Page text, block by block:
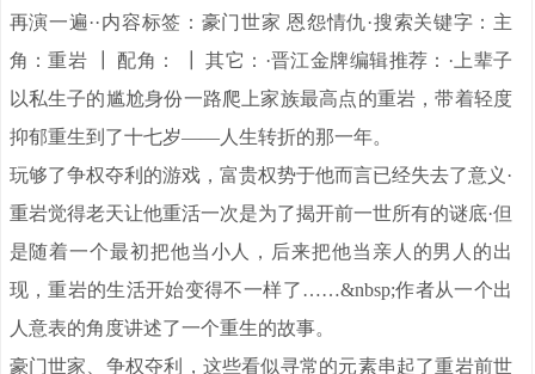
再演一遍··内容标签：豪门世家 恩怨情仇·搜索关键字：主
角：重岩 ┃ 配角： ┃ 其它：·晋江金牌编辑推荐：·上辈子
以私生子的尴尬身份一路爬上家族最高点的重岩，带着轻度
抑郁重生到了十七岁——人生转折的那一年。
玩够了争权夺利的游戏，富贵权势于他而言已经失去了意义·
重岩觉得老天让他重活一次是为了揭开前一世所有的谜底·但
是随着一个最初把他当小人，后来把他当亲人的男人的出
现，重岩的生活开始变得不一样了……&nbsp;作者从一个出
人意表的角度讲述了一个重生的故事。
豪门世家、争权夺利，这些看似寻常的元素串起了重岩前世